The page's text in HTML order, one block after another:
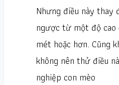
Nhưng điều này thay
ngược từ một độ cao
mét hoặc hơn. Cũng
không nên thử điều
nghiệp con mèo